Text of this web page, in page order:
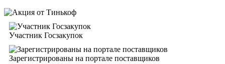
Участник Госзакупок
Зарегистрированы на портале поставщиков